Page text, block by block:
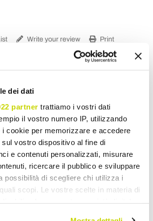
dei dati
partner trattiamo i vostri dati
il vostro numero IP, utilizzando
i cookie per memorizzare e accedere
vostro dispositivo al fine di
e contenuti personalizzati, misurare
ricercare il pubblico e sviluppare
possibilità di scegliere chi utilizza i
scopi. Le vostre scelte in materia di
Write your review Print
Classic Chandeliers